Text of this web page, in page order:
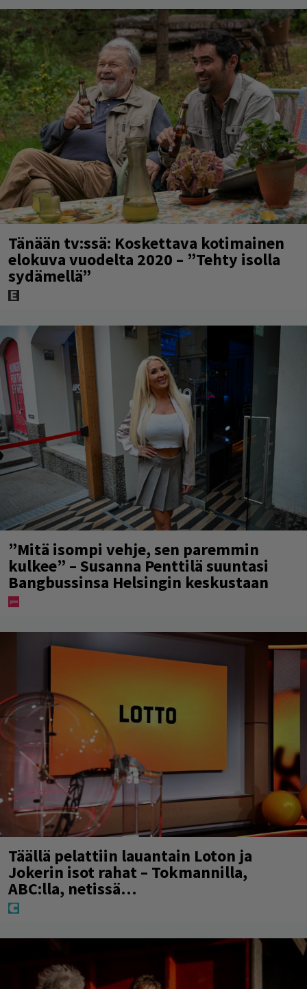
Tänään tv:ssä: Koskettava kotimainen
elokuva vuodelta 2020 – ”Tehty isolla
sydämellä”
”Mitä isompi vehje, sen paremmin
kulkee” – Susanna Penttilä suuntasi
Bangbussinsa Helsingin keskustaan
Täällä pelattiin lauantain Loton ja
Jokerin isot rahat – Tokmannilla,
ABC:lla, netissä…